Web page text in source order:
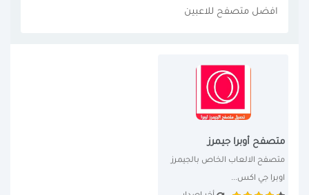
افضل متصفح للاعبين
متصفح أوبرا جيمرز
متصفح الالعاب الخاص بالجيمرز
اوبرا جي اكس...